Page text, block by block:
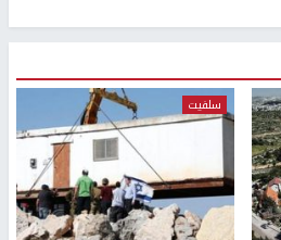
سلفيت